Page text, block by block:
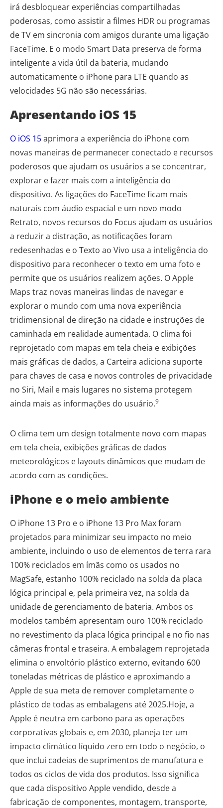
irá desbloquear experiências compartilhadas
poderosas, como assistir a filmes HDR ou programas
de TV em sincronia com amigos durante uma ligação
FaceTime. E o modo Smart Data preserva de forma
inteligente a vida útil da bateria, mudando
automaticamente o iPhone para LTE quando as
velocidades 5G não são necessárias.
Apresentando iOS 15
O iOS 15aprimora a experiência do iPhone com
novas maneiras de permanecer conectado e recursos
poderosos que ajudam os usuários a se concentrar,
explorar e fazer mais com a inteligência do
dispositivo. As ligações do FaceTime ficam mais
naturais com áudio espacial e um novo modo
Retrato, novos recursos do Focus ajudam os usuários
a reduzir a distração, as notificações foram
redesenhadas e o Texto ao Vivo usa a inteligência do
dispositivo para reconhecer o texto em uma foto e
permite que os usuários realizem ações. O Apple
Maps traz novas maneiras lindas de navegar e
explorar o mundo com uma nova experiência
tridimensional de direção na cidade e instruções de
caminhada em realidade aumentada. O clima foi
reprojetado com mapas em tela cheia e exibições
mais gráficas de dados, a Carteira adiciona suporte
para chaves de casa e novos controles de privacidade
no Siri, Mail e mais lugares no sistema protegem
ainda mais as informações do usuário.9
O clima tem um design totalmente novo com mapas
em tela cheia, exibições gráficas de dados
meteorológicos e layouts dinâmicos que mudam de
acordo com as condições.
iPhone e o meio ambiente
O iPhone 13 Pro e o iPhone 13 Pro Max foram
projetados para minimizar seu impacto no meio
ambiente, incluindo o uso de elementos de terra rara
100% reciclados em ímãs como os usados ​​no
MagSafe, estanho 100% reciclado na solda da placa
lógica principal e, pela primeira vez, na solda da
unidade de gerenciamento de bateria. Ambos os
modelos também apresentam ouro 100% reciclado
no revestimento da placa lógica principal e no fio nas
câmeras frontal e traseira. A embalagem reprojetada
elimina o envoltório plástico externo, evitando 600
toneladas métricas de plástico e aproximando a
Apple de sua meta de remover completamente o
plástico de todas as embalagens até 2025.Hoje, a
Apple é neutra em carbono para as operações
corporativas globais e, em 2030, planeja ter um
impacto climático líquido zero em todo o negócio, o
que inclui cadeias de suprimentos de manufatura e
todos os ciclos de vida dos produtos. Isso significa
que cada dispositivo Apple vendido, desde a
fabricação de componentes, montagem, transporte,